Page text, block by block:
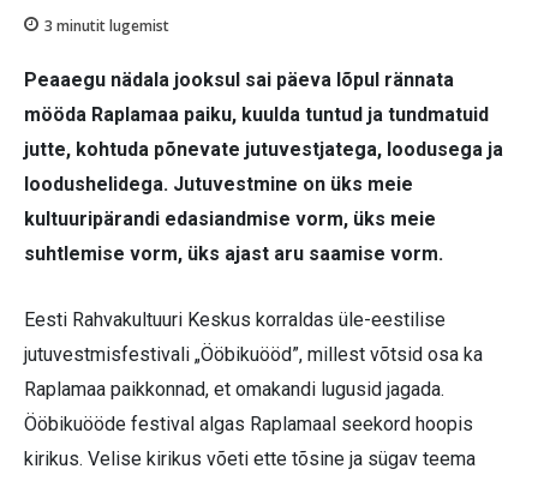
3 minutit lugemist
Peaaegu nädala jooksul sai päeva lõpul rännata
mööda Raplamaa paiku, kuulda tuntud ja tundmatuid
jutte, kohtuda põnevate jutuvestjatega, loodusega ja
loodushelidega. Jutuvestmine on üks meie
kultuuripärandi edasiandmise vorm, üks meie
suhtlemise vorm, üks ajast aru saamise vorm.
Eesti Rahvakultuuri Keskus korraldas üle-eestilise
jutuvestmisfestivali „Ööbikuööd”, millest võtsid osa ka
Raplamaa paikkonnad, et omakandi lugusid jagada.
Ööbikuööde festival algas Raplamaal seekord hoopis
kirikus. Velise kirikus võeti ette tõsine ja sügav teema